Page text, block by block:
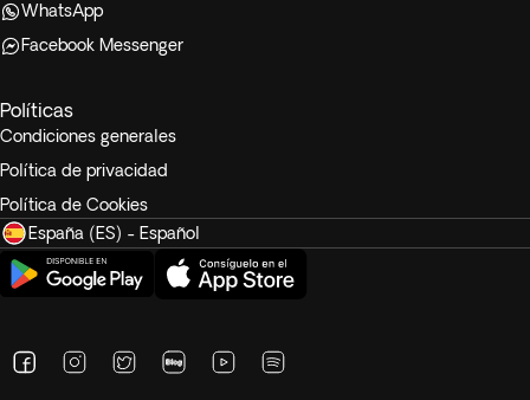
WhatsApp
Facebook Messenger
Políticas
Condiciones generales
Política de privacidad
Política de Cookies
España (ES) - Español